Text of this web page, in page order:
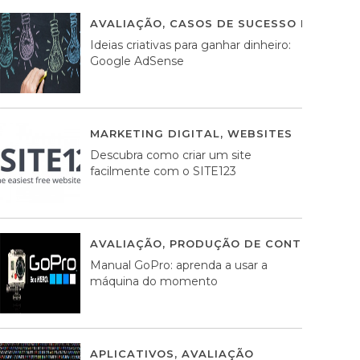
AVALIAÇÃO, CASOS DE SUCESSO DE
Ideias criativas para ganhar dinheiro:
Google AdSense
MARKETING DIGITAL, WEBSITES
Descubra como criar um site
facilmente com o SITE123
AVALIAÇÃO, PRODUÇÃO DE CONTEÚDOS
Manual GoPro: aprenda a usar a
máquina do momento
APLICATIVOS, AVALIAÇÃO